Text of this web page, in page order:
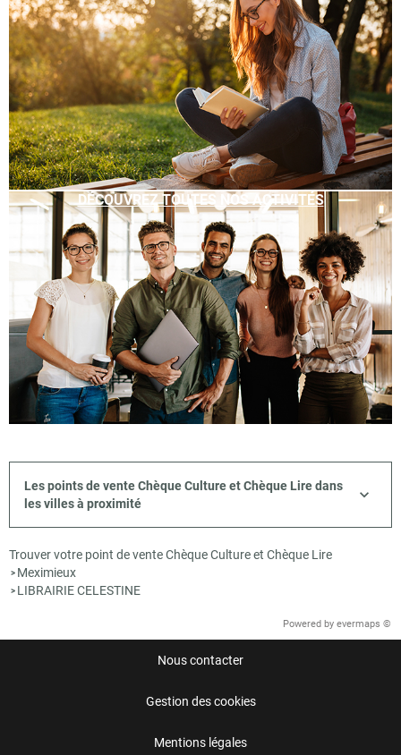
DÉCOUVREZ TOUTES NOS ACTIVITÉS
Les points de vente Chèque Culture et Chèque Lire dans
les villes à proximité
Trouver votre point de vente Chèque Culture et Chèque Lire
> Meximieux
> LIBRAIRIE CELESTINE
Powered by evermaps ©
Nous contacter
Gestion des cookies
Mentions légales